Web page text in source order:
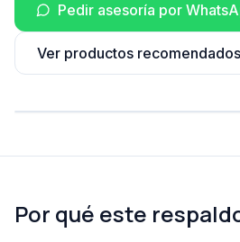
Pedir asesoría por
Ver productos recomendados
Por qué este